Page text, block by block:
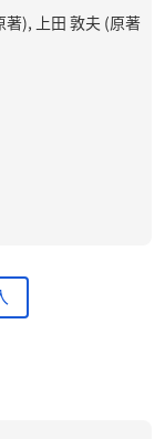
著), 上田 敦夫 (原著